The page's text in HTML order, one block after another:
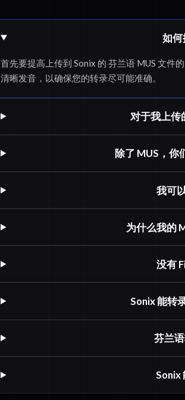
如何
首先要提高上传到 Sonix 的 芬兰语 MUS 文件
清晰发音，以确保您的转录尽可能准确。
对于我上传
除了 MUS，你
我可
为什么我的
没有
Sonix 能转
芬兰
Sonix